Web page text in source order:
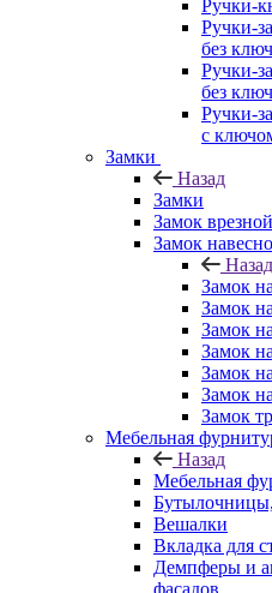
Ручки-
Ручки-
без
Ручки-
без
Ручки-
с
Замки
Назад
Замки
Замок врезной
Замок
Назад
Замок
Замок
Замок
Замок
Замок
Замок
Замок
Мебельная
Назад
Мебельная
Вешалки
Вкладка для
Демпферы и
фасадов